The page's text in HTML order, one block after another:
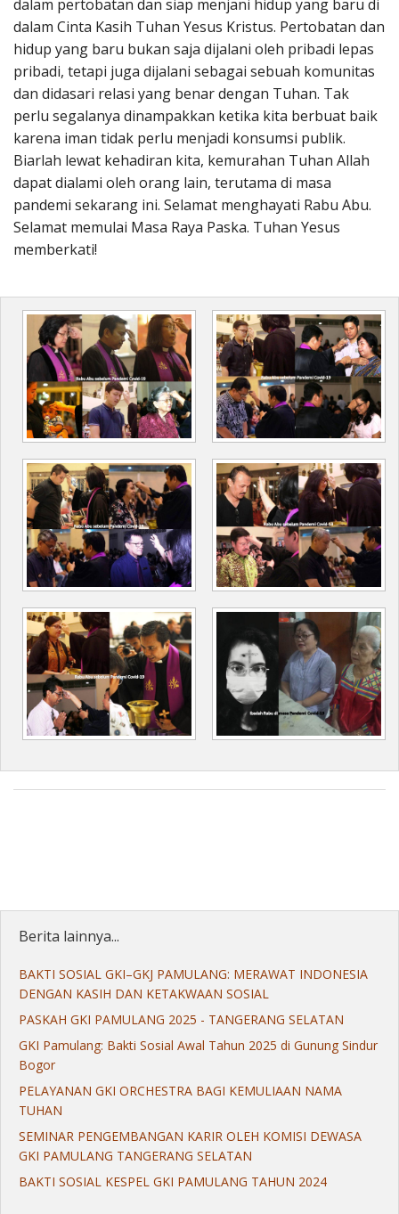
dalam pertobatan dan siap menjani hidup yang baru di
dalam Cinta Kasih Tuhan Yesus Kristus. Pertobatan dan
hidup yang baru bukan saja dijalani oleh pribadi lepas
pribadi, tetapi juga dijalani sebagai sebuah komunitas
dan didasari relasi yang benar dengan Tuhan. Tak
perlu segalanya dinampakkan ketika kita berbuat baik
karena iman tidak perlu menjadi konsumsi publik.
Biarlah lewat kehadiran kita, kemurahan Tuhan Allah
dapat dialami oleh orang lain, terutama di masa
pandemi sekarang ini. Selamat menghayati Rabu Abu.
Selamat memulai Masa Raya Paska. Tuhan Yesus
memberkati!
Berita lainnya...
BAKTI SOSIAL GKI–GKJ PAMULANG: MERAWAT INDONESIA
DENGAN KASIH DAN KETAKWAAN SOSIAL
PASKAH GKI PAMULANG 2025 - TANGERANG SELATAN
GKI Pamulang: Bakti Sosial Awal Tahun 2025 di Gunung Sindur
Bogor
PELAYANAN GKI ORCHESTRA BAGI KEMULIAAN NAMA
TUHAN
SEMINAR PENGEMBANGAN KARIR OLEH KOMISI DEWASA
GKI PAMULANG TANGERANG SELATAN
BAKTI SOSIAL KESPEL GKI PAMULANG TAHUN 2024